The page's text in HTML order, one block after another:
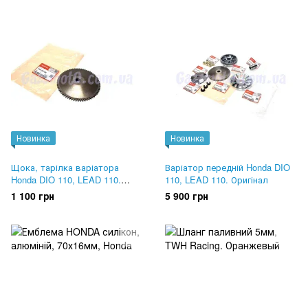
Новинка
Щока, тарілка варіатора
Honda DIO 110, LEAD 110.
Оригінал 22102-GFM-900
1 100 грн
Новинка
Варіатор передній Honda DIO
110, LEAD 110. Оригінал
5 900 грн